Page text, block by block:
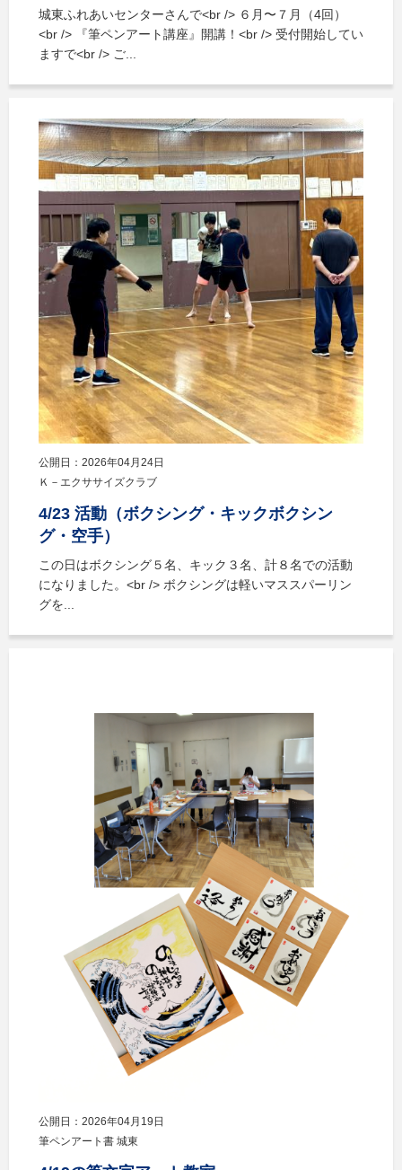
城東ふれあいセンターさんで<br /> ６月〜７月（4回）
<br /> 『筆ペンアート講座』開講！<br /> 受付開始してい
ますで<br /> ご...
公開日：2026年04月24日
Ｋ－エクササイズクラブ
4/23 活動（ボクシング・キックボクシン
グ・空手）
この日はボクシング５名、キック３名、計８名での活動
になりました。<br /> ボクシングは軽いマススパーリン
グを...
公開日：2026年04月19日
筆ペンアート書 城東